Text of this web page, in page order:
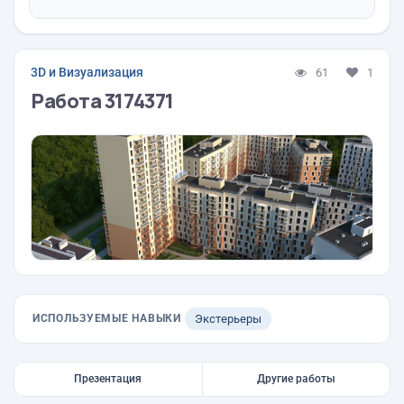
3D и Визуализация 61 1
Работа 3174371
ИСПОЛЬЗУЕМЫЕ НАВЫКИ Экстерьеры
Презентация Другие работы